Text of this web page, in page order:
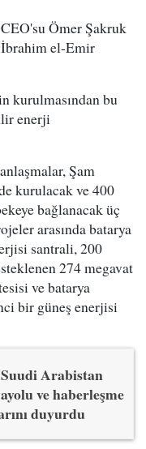
Ömer Şakruk
İbrahim el-Emir
kurulmasından bu
enerji
Şam
kurulacak ve 400
bağlanacak üç
arasında batarya
santrali, 200
274 megavat
ve batarya
bir güneş enerjisi
Arabistan
ve haberleşme
duyurdu